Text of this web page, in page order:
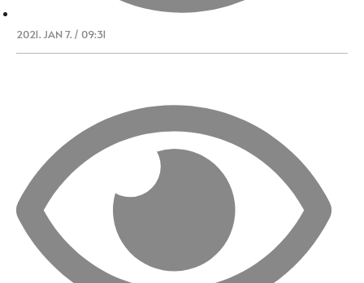
2021. JAN 7. / 09:31